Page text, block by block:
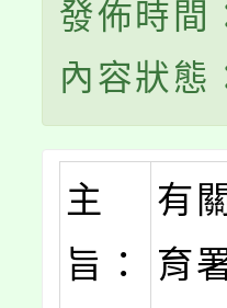
發佈時
內容狀態
主
旨：
有
育